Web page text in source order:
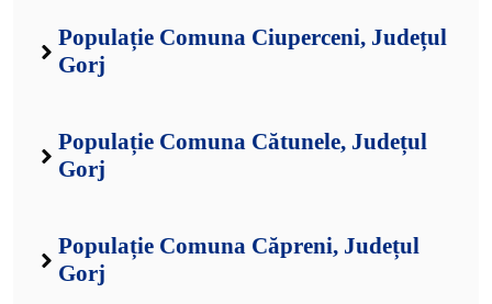
Populație Comuna Ciuperceni, Județul
Gorj
Populație Comuna Cătunele, Județul
Gorj
Populație Comuna Căpreni, Județul
Gorj